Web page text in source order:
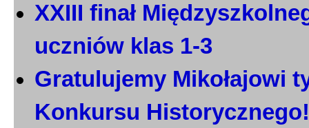
XXIII finał
uczniów klas 1-3
Gratulujemy Mikołajowi
Konkursu Historycznego!